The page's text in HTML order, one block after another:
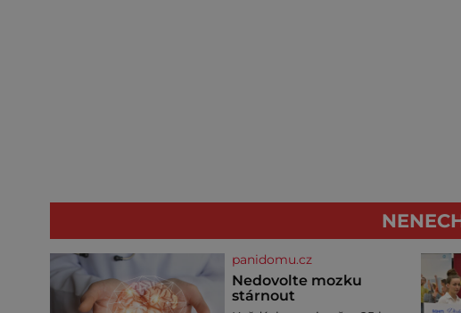
panidomu.cz
Nedovolte mozku
stárnout